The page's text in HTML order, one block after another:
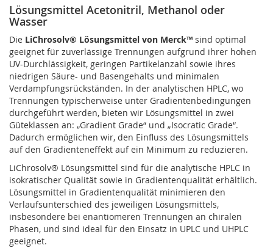
Lösungsmittel Acetonitril, Methanol oder
Wasser
Die LiChrosolv® Lösungsmittel von Merck™ sind optimal
geeignet für zuverlässige Trennungen aufgrund ihrer hohen
UV-Durchlässigkeit, geringen Partikelanzahl sowie ihres
niedrigen Säure- und Basengehalts und minimalen
Verdampfungsrückständen. In der analytischen HPLC, wo
Trennungen typischerweise unter Gradientenbedingungen
durchgeführt werden, bieten wir Lösungsmittel in zwei
Güteklassen an: „Gradient Grade“ und „Isocratic Grade“.
Dadurch ermöglichen wir, den Einfluss des Lösungsmittels
auf den Gradienteneffekt auf ein Minimum zu reduzieren.
LiChrosolv® Lösungsmittel sind für die analytische HPLC in
isokratischer Qualität sowie in Gradientenqualität erhältlich.
Lösungsmittel in Gradientenqualität minimieren den
Verlaufsunterschied des jeweiligen Lösungsmittels,
insbesondere bei enantiomeren Trennungen an chiralen
Phasen, und sind ideal für den Einsatz in UPLC und UHPLC
geeignet.